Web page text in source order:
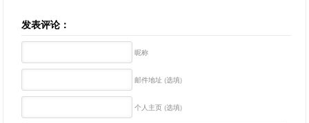
发表评论：
昵称
邮件地址 (选填)
个人主页 (选填)